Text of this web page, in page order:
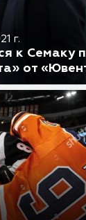
г.
к Семаку
от